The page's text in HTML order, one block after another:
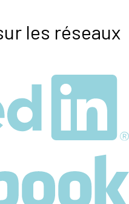
les réseaux